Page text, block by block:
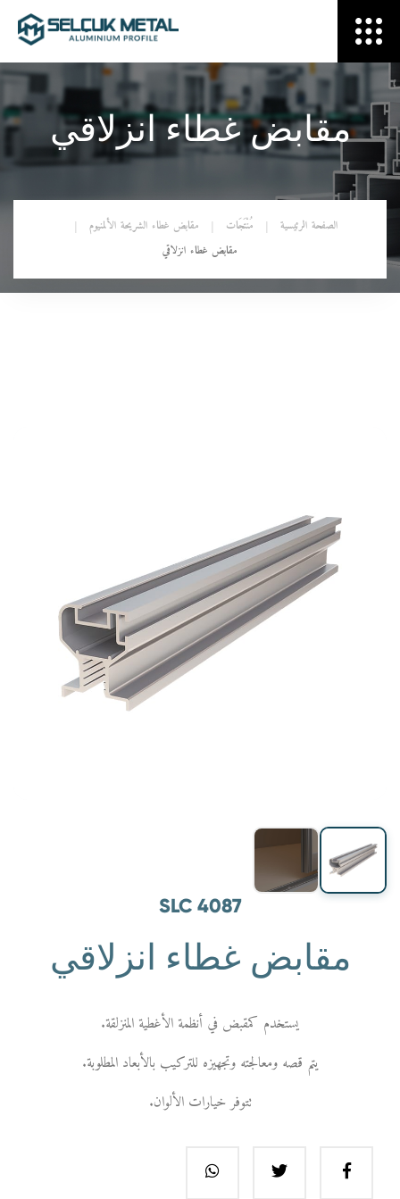
مقابض غطاء انزلاقي
الصفحة الرئيسية مُنْتَجَات
مقابض غطاء الشريحة الألمنيوم
مقابض غطاء انزلاقي
SLC 4087
مقابض غطاء انزلاقي
يستخدم كمقبض في أنظمة الأغطية المنزلقة.
يتم قصه ومعالجته وتجهيزه للتركيب بالأبعاد المطلوبة.
تتوفر خيارات الألوان.